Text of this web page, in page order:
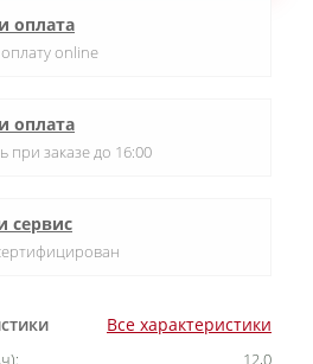
Все характеристики
12,0
оплата
online
оплата
при заказе до 16:00
сервис